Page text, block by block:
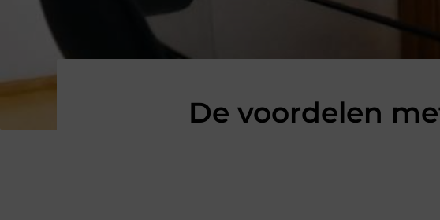
De voordelen